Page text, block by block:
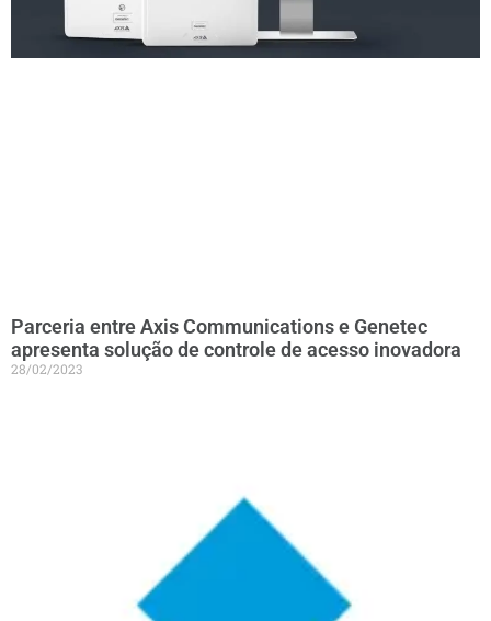
Parceria entre Axis Communications e Genetec
apresenta solução de controle de acesso inovadora
28/02/2023